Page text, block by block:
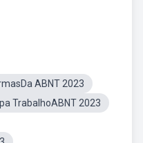
ABNT 2023
TrabalhoABNT 2023